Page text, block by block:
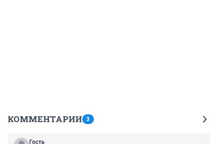
КОММЕНТАРИИ 3
Гость